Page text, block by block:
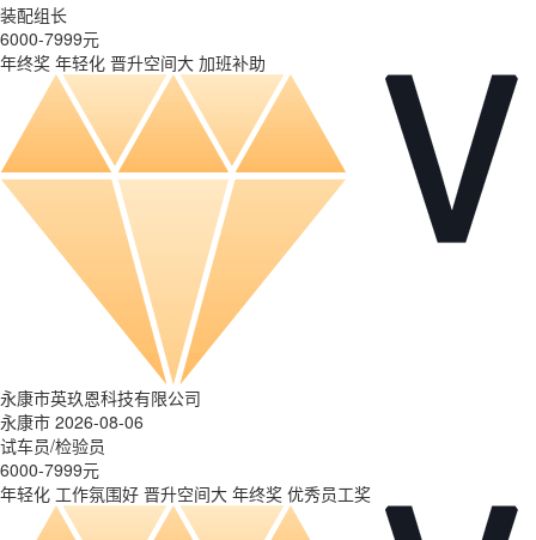
装配组长
6000-7999元
年终奖 年轻化 晋升空间大 加班补助
永康市英玖恩科技有限公司
永康市 2026-08-06
试车员/检验员
6000-7999元
年轻化 工作氛围好 晋升空间大 年终奖 优秀员工奖